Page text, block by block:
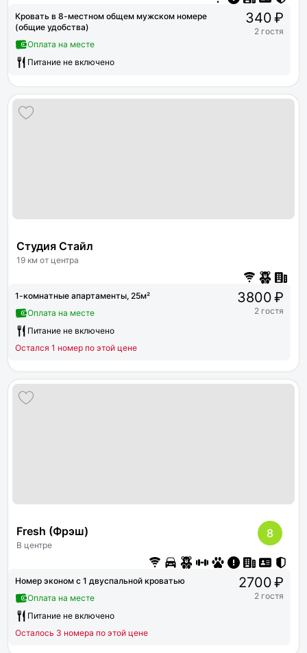
Кровать в 8-местном общем мужском номере
(общие удобства)
Оплата на месте
Питание не включено
340 ₽
2 гостя
Студия Стайл
19 км от центра
1-комнатные апартаменты, 25м²
Оплата на месте
Питание не включено
Остался 1 номер по этой цене
3800 ₽
2 гостя
Fresh (Фрэш)
В центре
8
Номер эконом с 1 двуспальной кроватью
Оплата на месте
Питание не включено
Осталось 3 номера по этой цене
2700 ₽
2 гостя